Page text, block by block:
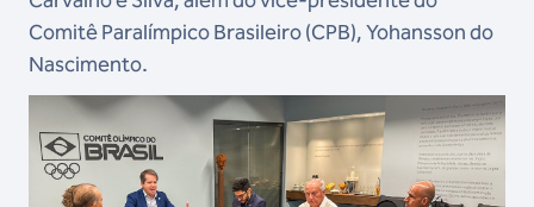
Comitê Paralímpico Brasileiro (CPB), Yohansson do
Nascimento.